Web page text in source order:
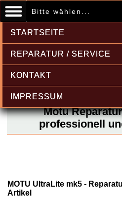
Bitte wählen...
STARTSEITE
REPARATUR / SERVICE
KONTAKT
IMPRESSUM
Motu
professionell
MOTU UltraLite mk5 -
Artikel